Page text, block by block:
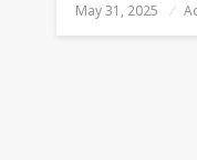
Posted
On
May 31, 2025